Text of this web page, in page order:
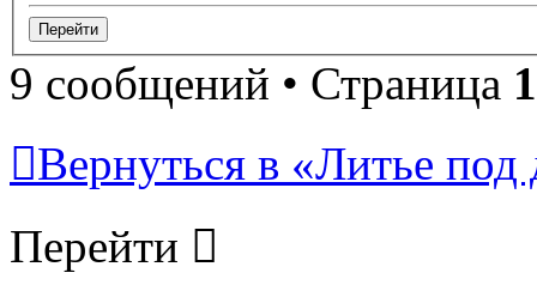
9 сообщений • Страница 1
Вернуться в «Литье
Перейти